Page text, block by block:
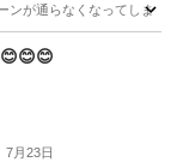
が通らなくなってしま
7月23日